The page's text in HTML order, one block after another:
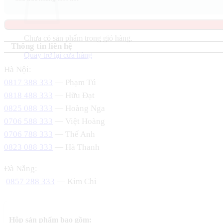
Chưa có sản phẩm trong giỏ hàng.
Quay trở lại cửa hàng
Thông tin liên hệ
Hà Nội:
0817 388 333
— Phạm Tú
0818 488 333
— Hữu Đạt
0825 088 333
— Hoàng Nga
0706 588 333
— Việt Hoàng
0706 788 333
— Thế Anh
0823 088 333
— Hà Thanh
Đà Nẵng:
0857 288 333
— Kim Chi
Hộp sản phẩm bao gồm: